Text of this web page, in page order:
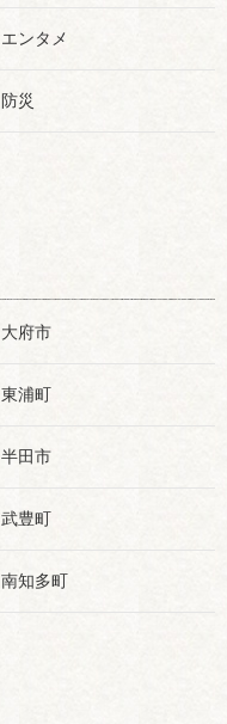
エンタメ
防災
大府市
東浦町
半田市
武豊町
南知多町